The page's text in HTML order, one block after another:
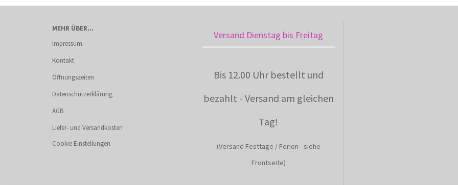
MEHR ÜBER...
Impressum
Kontakt
Öffnungszeiten
Datenschutzerklärung
AGB
Liefer- und Versandkosten
Cookie Einstellungen
Versand Dienstag bis Freitag
Bis 12.00 Uhr bestellt und
bezahlt - Versand am gleichen
Tag!
(Versand Festtage / Ferien - siehe
Frontseite)